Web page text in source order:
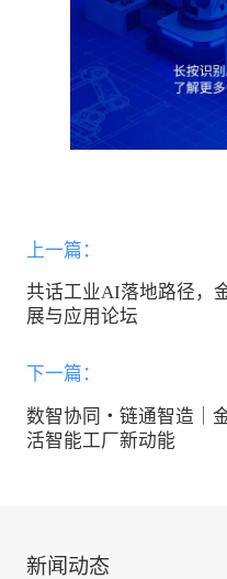
上一篇：
共话工业AI落地路径，
展与应用论坛
下一篇：
数智协同・链通智造｜
活智能工厂新动能
新闻动态